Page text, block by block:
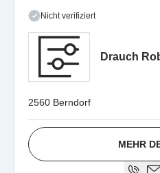
Nicht verifiziert
Drauch
2560 Berndorf
MEHR